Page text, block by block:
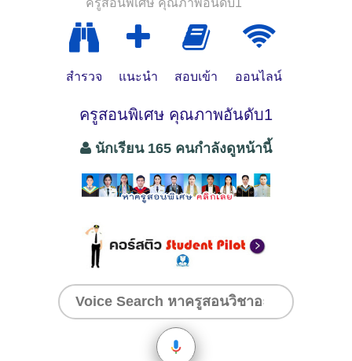
ครูสอนพิเศษ คุณภาพอันดับ1
สำรวจ แนะนำ สอบเข้า ออนไลน์
ครูสอนพิเศษ คุณภาพอันดับ1
นักเรียน 165 คนกำลังดูหน้านี้